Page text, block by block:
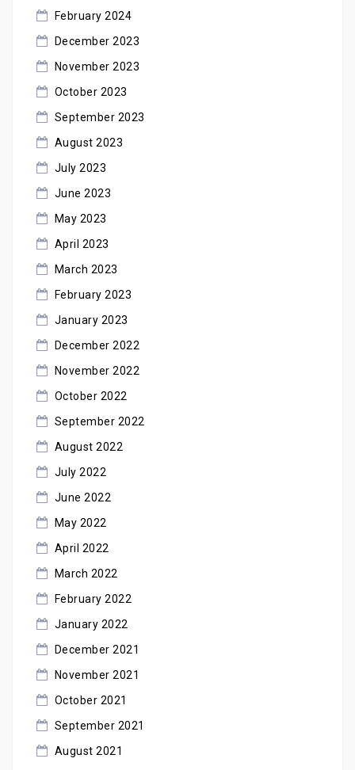
February 2024
December 2023
November 2023
October 2023
September 2023
August 2023
July 2023
June 2023
May 2023
April 2023
March 2023
February 2023
January 2023
December 2022
November 2022
October 2022
September 2022
August 2022
July 2022
June 2022
May 2022
April 2022
March 2022
February 2022
January 2022
December 2021
November 2021
October 2021
September 2021
August 2021